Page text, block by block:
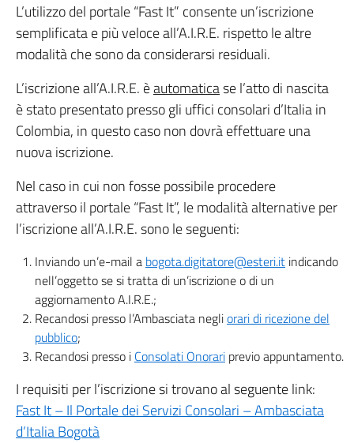
L’utilizzo del portale “Fast It” consente un’iscrizione
semplificata e più veloce all’A.I.R.E. rispetto le altre
modalità che sono da considerarsi residuali.
L’iscrizione all’A.I.R.E. èautomaticase l’atto di nascita
è stato presentato presso gli uffici consolari d’Italia in
Colombia, in questo caso non dovrà effettuare una
nuova iscrizione.
Nel caso in cui non fosse possibile procedere
attraverso il portale “Fast It”, le modalità alternative per
l’iscrizione all’A.I.R.E. sono le seguenti:
Inviando un’e-mail a bogota.digitatore@esteri.it indicando
nell’oggetto se si tratta di un’iscrizione o di un
aggiornamento A.I.R.E.;
Recandosi presso l’Ambasciata negliorari di ricezione del
pubblico;
Recandosi presso i Consolati Onorari previo appuntamento.
I requisiti per l’iscrizione si trovano al seguente link:
Fast It – Il Portale dei Servizi Consolari – Ambasciata
d’Italia Bogotà